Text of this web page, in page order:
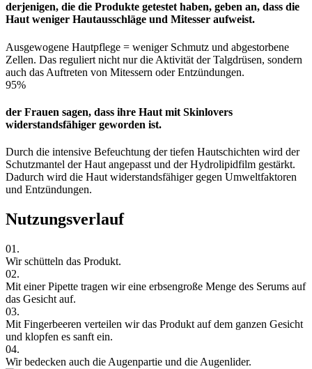
derjenigen, die die Produkte getestet haben, geben an, dass die
Haut weniger Hautausschläge und Mitesser aufweist.
Ausgewogene Hautpflege = weniger Schmutz und abgestorbene
Zellen. Das reguliert nicht nur die Aktivität der Talgdrüsen, sondern
auch das Auftreten von Mitessern oder Entzündungen.
95%
der Frauen sagen, dass ihre Haut mit Skinlovers
widerstandsfähiger geworden ist.
Durch die intensive Befeuchtung der tiefen Hautschichten wird der
Schutzmantel der Haut angepasst und der Hydrolipidfilm gestärkt.
Dadurch wird die Haut widerstandsfähiger gegen Umweltfaktoren
und Entzündungen.
Nutzungsverlauf
01.
Wir schütteln das Produkt.
02.
Mit einer Pipette tragen wir eine erbsengroße Menge des Serums auf
das Gesicht auf.
03.
Mit Fingerbeeren verteilen wir das Produkt auf dem ganzen Gesicht
und klopfen es sanft ein.
04.
Wir bedecken auch die Augenpartie und die Augenlider.